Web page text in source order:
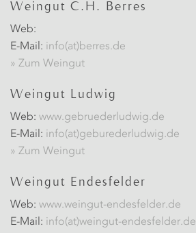
Weingut C.H. Berres
Web:
E-Mail: info(at)berres.de
» Zum Weingut
Weingut Ludwig
Web: www.gebruederludwig.de
E-Mail: info(at)geburederludwig.de
» Zum Weingut
Weingut Endesfelder
Web: www.weingut-endesfelder.de
E-Mail: info(at)weingut-endesfelder.de